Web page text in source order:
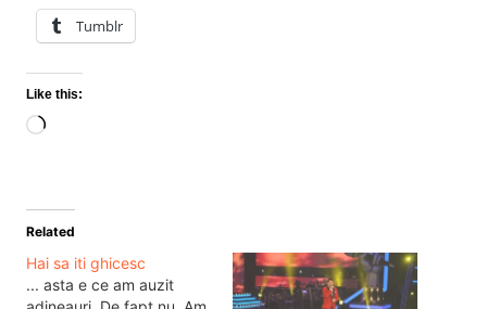
Tumblr
Like this:
Loading…
Related
Hai sa iti ghicesc
... asta e ce am auzit